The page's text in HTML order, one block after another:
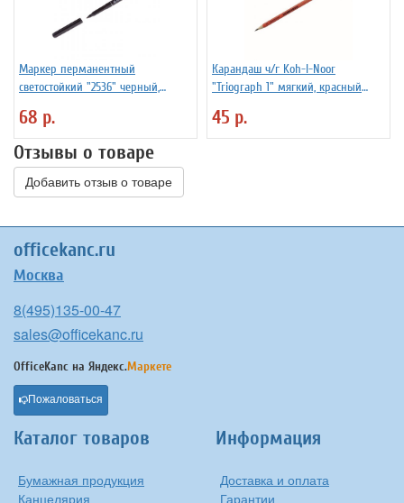
Маркер перманентный
светостойкий "2536" черный,
68 р.
Карандаш ч/г Koh-I-Noor
"Triograph 1" мягкий, красный
45 р.
Отзывы о товаре
Добавить отзыв о товаре
officekanc.ru
Москва
8(495)135-00-47
sales@officekanc.ru
OfficeKanc на Яндекс.Маркете
Пожаловаться
Каталог товаров
Бумажная продукция
Канцелярия
Информация
Доставка и оплата
Гарантии